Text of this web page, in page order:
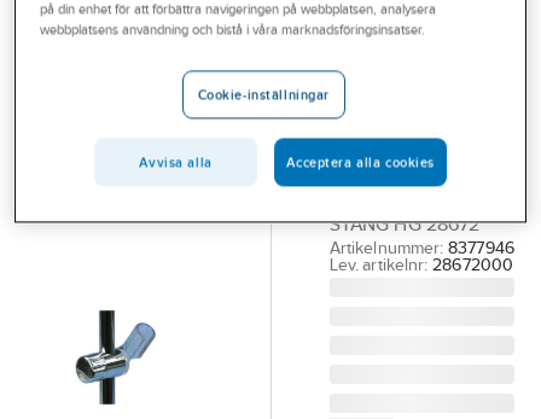
Branscher
Glidfäste Unica,
Hansgrohe
HG GLIDFÄSTE
KROM T.UNICA 88 O
UNICAS 22MM.
STÅNG HG 28672
Artikelnummer: 8377946
Lev. artikelnr: 28672000
på din enhet för att förbättra navigeringen på webbplatsen, analysera
webbplatsens användning och bistå i våra marknadsföringsinsatser.
Cookie-inställningar
Avvisa alla Acceptera alla cookies